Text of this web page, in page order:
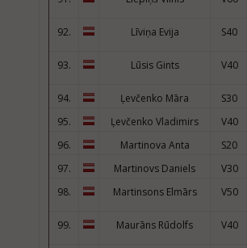
92. Līviņa Evija S40
93. Lūsis Gints V40
94. Ļevčenko Māra
S30
95.
Ļevčenko Vladimirs
V40
96.
Martinova Anta
S20
97.
Martinovs Daniels
V30
98.
Martinsons Elmārs V50
99. Maurāns Rūdolfs V40